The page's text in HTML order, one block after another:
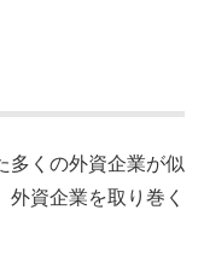
多くの外資企業が似
資企業を取り巻く